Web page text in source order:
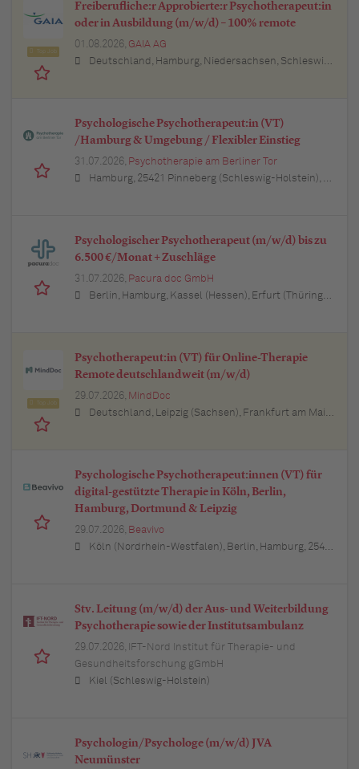
Freiberufliche:r Approbierte:r Psychotherapeut:in
oder in Ausbildung (m/w/d) – 100% remote
01.08.2026, GAIA AG
Deutschland, Hamburg, Niedersachsen, Schleswig-Holstein, Baden-Württemberg, Bayern, Berlin, Nordrhein-Westfalen, Hessen, Thüringen, Brandenburg, Mecklenburg-Vorpommern, Rheinland-Pfalz, Saarland
Psychologische Psychotherapeut:in (VT)
/Hamburg & Umgebung / Flexibler Einstieg
31.07.2026, Psychotherapie am Berliner Tor
Hamburg, 25421 Pinneberg (Schleswig-Holstein), Wedel (Schleswig-Holstein), Elmshorn (Schleswig-Holstein), 25451 Quickborn (Schleswig-Holstein), 24568 Kaltenkirchen (Schleswig-Holstein), 25436 Uetersen (Schleswig-Holstein), Ahrensburg (Schleswig-Holstein), 22941 Bargteheide (Schleswig-Holstein), 21465 Reinbek (Schleswig-Holstein), 21614 Buxtehude (Niedersachsen), Stade (Niedersachsen), 21244 Buchholz in der Nordheide (Niedersachsen), 21423 Winsen (Luhe) (Niedersachsen), Seevetal (Niedersachsen), Lüneburg (Niedersachsen)
Psychologischer Psychotherapeut (m/w/d) bis zu
6.500 €/Monat + Zuschläge
31.07.2026, Pacura doc GmbH
Berlin, Hamburg, Kassel (Hessen), Erfurt (Thüringen), München (Bayern), Köln (Nordrhein-Westfalen), Frankfurt am Main (Hessen), Stuttgart (Baden-Württemberg), Düsseldorf (Nordrhein-Westfalen), Leipzig (Sachsen), Dortmund (Nordrhein-Westfalen), Essen (Nordrhein-Westfalen), Bremen, Dresden (Sachsen), Hannover (Niedersachsen), Nürnberg (Bayern), Wuppertal (Nordrhein-Westfalen), Bielefeld (Nordrhein-Westfalen), Bonn (Nordrhein-Westfalen), Mannheim (Baden-Württemberg), Karlsruhe (Baden-Württemberg), Münster (Nordrhein-Westfalen), Augsburg (Bayern), Aachen (Nordrhein-Westfalen), Kiel (Schleswig-Holstein), Magdeburg (Sachsen-Anhalt), Freiburg im Breisgau (Baden-Württemberg), Würzburg (Bayern), Regensburg (Bayern)
Psychotherapeut:in (VT) für Online-Therapie
Remote deutschlandweit (m/w/d)
29.07.2026, MindDoc
Deutschland, Leipzig (Sachsen), Frankfurt am Main (Hessen), Stuttgart (Baden-Württemberg), München (Bayern), Berlin, Hamburg, Nürnberg (Bayern), Thüringen, Essen (Nordrhein-Westfalen), Köln (Nordrhein-Westfalen), Bremen, Lübeck (Schleswig-Holstein), Bonn (Nordrhein-Westfalen), Trier (Rheinland-Pfalz), Dresden (Sachsen), Erfurt (Thüringen), Dortmund (Nordrhein-Westfalen), Bayern, Düsseldorf (Nordrhein-Westfalen), Kiel (Schleswig-Holstein), Münster (Nordrhein-Westfalen), Sachsen, Sachsen-Anhalt, Baden-Württemberg, Brandenburg, Bremen, Hamburg, Hessen, Mecklenburg-Vorpommern, Niedersachsen, Nordrhein-Westfalen, Rheinland-Pfalz, Saarland, Schleswig-Holstein
Psychologische Psychotherapeut:innen (VT) für
digital-gestützte Therapie in Köln, Berlin,
Hamburg, Dortmund & Leipzig
29.07.2026, Beavivo
Köln (Nordrhein-Westfalen), Berlin, Hamburg, 25421 Pinneberg (Schleswig-Holstein), Wedel (Schleswig-Holstein), Elmshorn (Schleswig-Holstein), 25451 Quickborn (Schleswig-Holstein), 24568 Kaltenkirchen (Schleswig-Holstein), 25436 Uetersen (Schleswig-Holstein), Ahrensburg (Schleswig-Holstein), 22941 Bargteheide (Schleswig-Holstein), 21465 Reinbek (Schleswig-Holstein), 21614 Buxtehude (Niedersachsen), Stade (Niedersachsen), 21244 Buchholz in der Nordheide (Niedersachsen), 21423 Winsen (Luhe) (Niedersachsen), Seevetal (Niedersachsen), Lüneburg (Niedersachsen), Potsdam (Brandenburg), Bernau bei Berlin (Brandenburg), 14974 Ludwigsfelde (Brandenburg), Falkensee (Brandenburg), Königs Wusterhausen (Brandenburg), Bonn (Nordrhein-Westfalen), Düsseldorf (Nordrhein-Westfalen), Leverkusen (Nordrhein-Westfalen), Bergisch Gladbach (Nordrhein-Westfalen), 53721 Siegburg (Nordrhein-Westfalen), 50259 Pulheim (Nordrhein-Westfalen), 50226 Frechen (Nordrhein-Westfalen), 53332 Bornheim (Nordrhein-Westfalen), 50389 Wesseling (Nordrhein-Westfalen), Hürth (Nordrhein-Westfalen), 50321 Brühl (Nordrhein-Westfalen)
Stv. Leitung (m/w/d) der Aus- und Weiterbildung
Psychotherapie sowie der Institutsambulanz
29.07.2026,
IFT-Nord Institut für Therapie- und
Gesundheitsforschung gGmbH
Kiel (Schleswig-Holstein)
Psychologin/Psychologe (m/w/d) JVA
Neumünster